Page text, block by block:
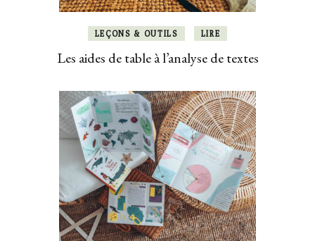
LEÇONS & OUTILS LIRE
Les aides de table à l’analyse de textes